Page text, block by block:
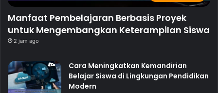
Manfaat Pembelajaran Berbasis Proyek
untuk Mengembangkan Keterampilan Siswa
2 jam ago
Cara Meningkatkan Kemandirian
Belajar Siswa di Lingkungan Pendidikan
Modern